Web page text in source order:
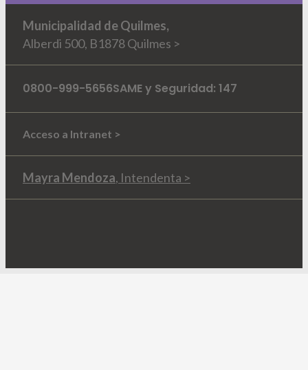
Municipalidad de Quilmes,
Alberdi 500, B1878 Quilmes >
0800-999-5656SAME y Seguridad: 147
Acceso a Intranet >
Mayra Mendoza, Intendenta >